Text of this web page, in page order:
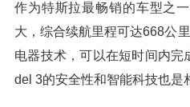
作为特斯拉最畅销的车型之
大，综合续航里程可达668公
电器技术，可以在短时间内完
del 3的安全性和智能科技也是